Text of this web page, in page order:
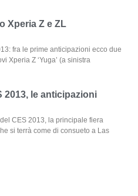
Xperia Z e ZL
fra le prime anticipazioni ecco due
Xperia Z ‘Yuga’ (a sinistra
2013, le anticipazioni
CES 2013, la principale fiera
si terrà come di consueto a Las